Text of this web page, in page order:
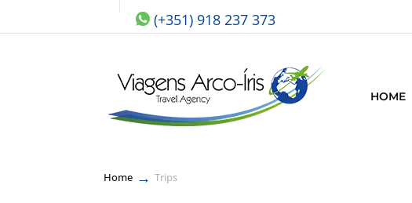
(+351) 918 237 373
HOME
Home → Trips